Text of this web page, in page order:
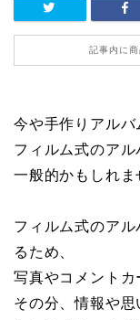
記事内に
今や手作りアルバ
フィルム式のア
一般的かもしれま
フィルム式のア
るため、
写真やコメントカ
その分、情報や